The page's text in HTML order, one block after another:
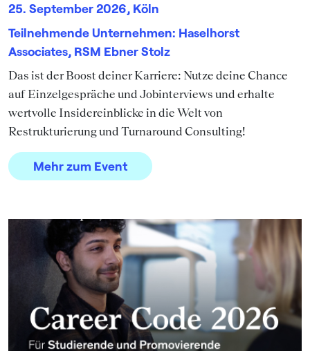
25. September 2026, Köln
Teilnehmende Unternehmen: Haselhorst
Associates, RSM Ebner Stolz
Das ist der Boost deiner Karriere: Nutze deine Chance
auf Einzelgespräche und Jobinterviews und erhalte
wertvolle Insidereinblicke in die Welt von
Restrukturierung und Turnaround Consulting!
Mehr zum Event